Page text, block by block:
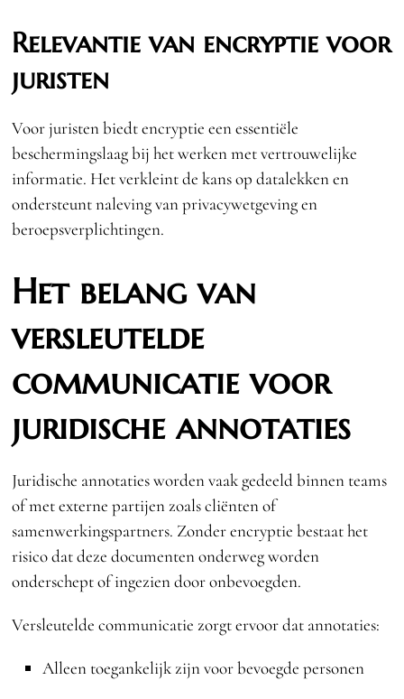
Relevantie van encryptie voor
juristen
Voor juristen biedt encryptie een essentiële
beschermingslaag bij het werken met vertrouwelijke
informatie. Het verkleint de kans op datalekken en
ondersteunt naleving van privacywetgeving en
beroepsverplichtingen.
Het belang van
versleutelde
communicatie voor
juridische annotaties
Juridische annotaties worden vaak gedeeld binnen teams
of met externe partijen zoals cliënten of
samenwerkingspartners. Zonder encryptie bestaat het
risico dat deze documenten onderweg worden
onderschept of ingezien door onbevoegden.
Versleutelde communicatie zorgt ervoor dat annotaties:
Alleen toegankelijk zijn voor bevoegde personen